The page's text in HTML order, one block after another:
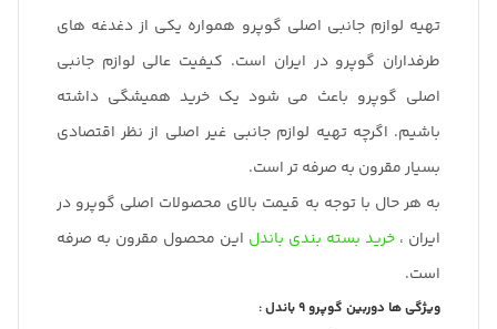
تهیه لوازم جانبی اصلی گوپرو همواره یکی از دغدغه های
طرفداران گوپرو در ایران است. کیفیت عالی لوازم جانبی
اصلی گوپرو باعث می شود یک خرید همیشگی داشته
باشیم. اگرچه تهیه لوازم جانبی غیر اصلی از نظر اقتصادی
بسیار مقرون به صرفه تر است.
به هر حال با توجه به قیمت بالای محصولات اصلی گوپرو در
ایران ، خرید بسته بندی باندل این محصول مقرون به صرفه
است.
ویژگی ها دوربین گوپرو 9 باندل :